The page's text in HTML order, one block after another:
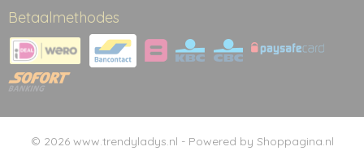
Betaalmethodes
© 2026 www.trendyladys.nl - Powered by Shoppagina.nl